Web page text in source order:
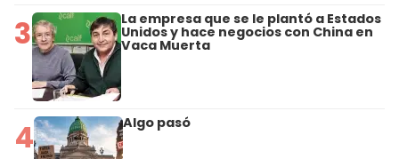
3 La empresa que se le plantó a Estados
Unidos y hace negocios con China en
Vaca Muerta
4 Algo pasó